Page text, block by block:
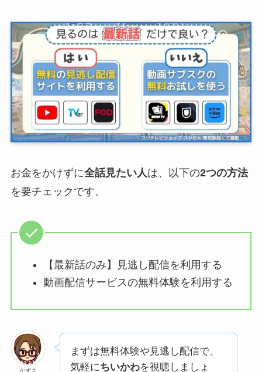
お金をかけずに全話見たい人 は、以下の2つの方法
を要チェックです。
【最新話のみ】見逃し配信を利用する
動画配信サービスの無料体験を利用する
まずは無料体験や見逃し配信で、
気軽にちいかわを視聴しましょ